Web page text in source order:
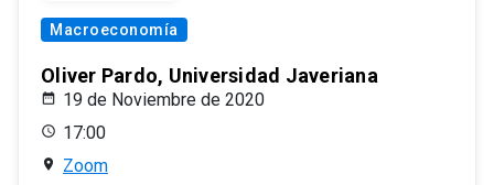
Macroeconomía
Oliver Pardo, Universidad Javeriana
19 de Noviembre de 2020
17:00
Zoom